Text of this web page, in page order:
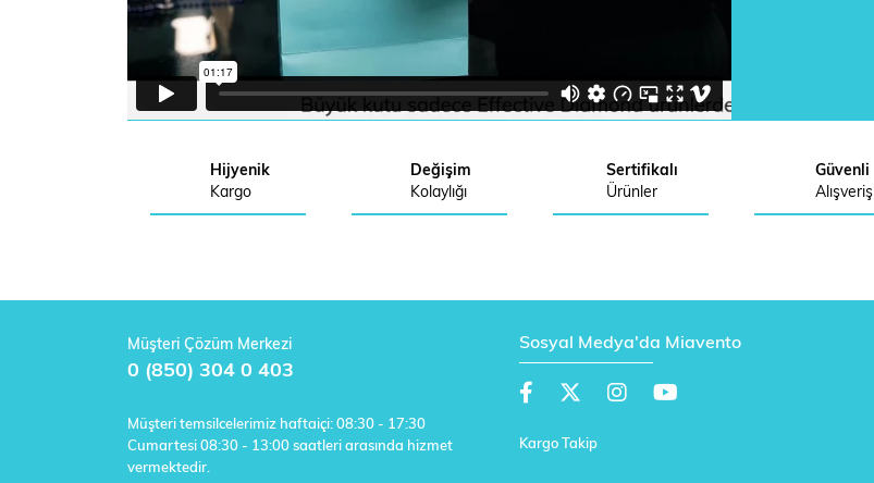
Hijyenik
Kargo
Değişim
Kolaylığı
Sertifikalı
Ürünler
Güvenli
Alışveriş
Müşteri Çözüm Merkezi
0 (850) 304 0 403
Müşteri temsilcelerimiz haftaiçi: 08:30 - 17:30
Cumartesi 08:30 - 13:00 saatleri arasında hizmet
vermektedir.
Sosyal Medya'da Miavento
Kargo Takip